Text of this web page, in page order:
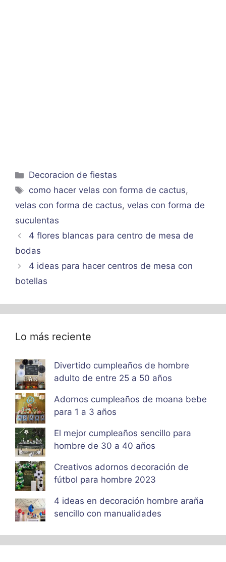
Categorías
Decoracion de fiestas
Etiquetas
como hacer velas con forma de cactus,
velas con forma de cactus, velas con forma de
suculentas
4 flores blancas para centro de mesa de
bodas
4 ideas para hacer centros de mesa con
botellas
Lo más reciente
Divertido cumpleaños de hombre
adulto de entre 25 a 50 años
Adornos cumpleaños de moana bebe
para 1 a 3 años
El mejor cumpleaños sencillo para
hombre de 30 a 40 años
Creativos adornos decoración de
fútbol para hombre 2023
4 ideas en decoración hombre araña
sencillo con manualidades